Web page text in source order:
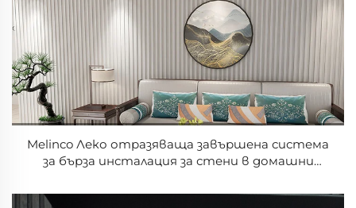
Melinco Леко отразяваща завършена система
за бърза инсталация за стени в домашни